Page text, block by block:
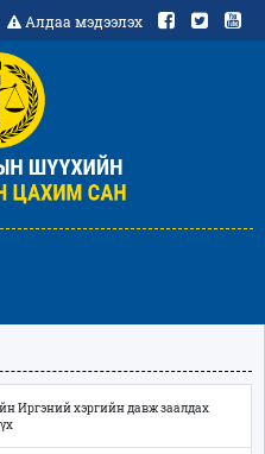
Алдаа мэдээлэх
Иргэний хэргийн давж заалдах